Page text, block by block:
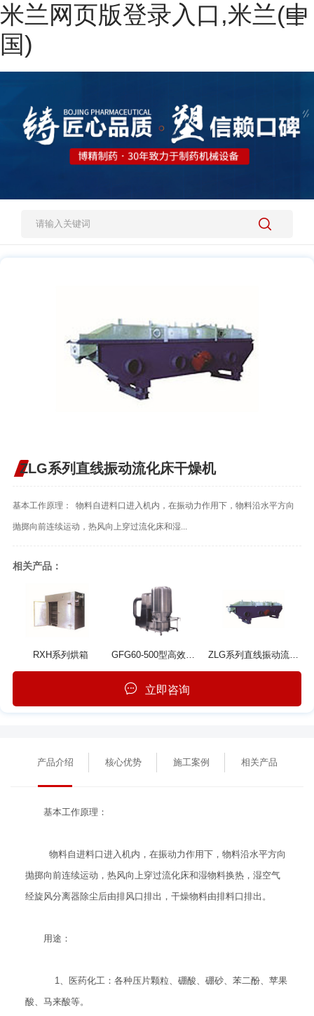
米兰网页版登录入口,米兰(中
国)
网站米兰网页版登录入口,米兰(中国)
热销产品
新闻资讯
人才招聘
ZLG系列直线振动流化床干燥机
基本工作原理： 物料自进料口进入机内，在振动力作用下，物料沿水平方向
抛掷向前连续运动，热风向上穿过流化床和湿...
相关产品：
RXH系列烘箱 ZLG系列直线振动流化床干燥机
立即咨询
产品介绍 核心优势 施工案例 相关产品
基本工作原理：
物料自进料口进入机内，在振动力作用下，物料沿水平方向
抛掷向前连续运动，热风向上穿过流化床和湿物料换热，湿空气
经旋风分离器除尘后由排风口排出，干燥物料由排料口排出。
用途：
1、医药化工：各种压片颗粒、硼酸、硼砂、苯二酚、苹果
酸、马来酸等。